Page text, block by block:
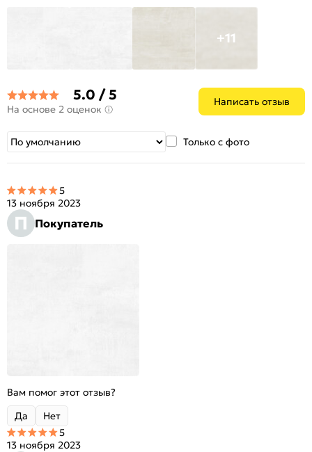
+11
5.0 / 5
На основе 2 оценок
Написать отзыв
Только с фото
П Покупатель
13 ноября 2023
5
Вам помог этот отзыв?
Да
Нет
13 ноября 2023
5